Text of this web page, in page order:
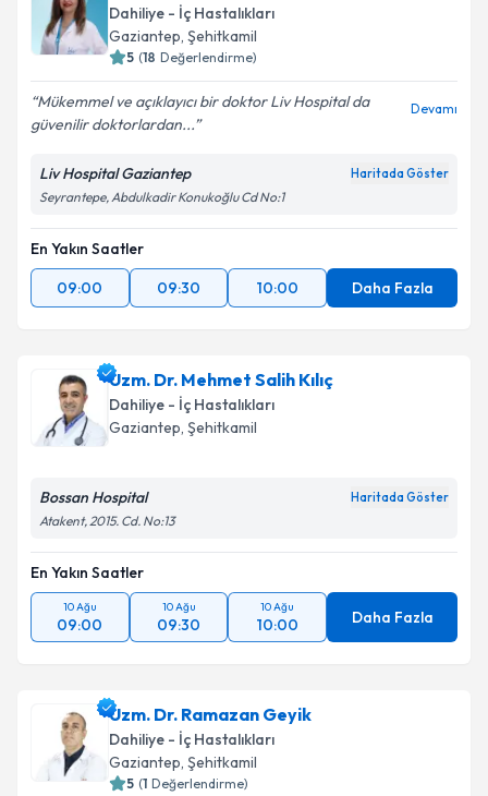
Dahiliye - İç Hastalıkları
Gaziantep, Şehitkamil
5 (18 Değerlendirme)
Mükemmel ve açıklayıcı bir doktor Liv Hospital da
güvenilir doktorlardan...
Devamı
Liv Hospital Gaziantep Haritada Göster
Seyrantepe, Abdulkadir Konukoğlu Cd No:1
En Yakın Saatler
09:00
09:30 10:00 Daha Fazla
Uzm. Dr. Mehmet Salih Kılıç
Dahiliye - İç Hastalıkları
Gaziantep, Şehitkamil
Bossan Hospital Haritada Göster
Atakent, 2015. Cd. No:13
En Yakın Saatler
10 Ağu
09:00
10 Ağu
09:30
10 Ağu
10:00 Daha Fazla
Uzm. Dr. Ramazan Geyik
Dahiliye - İç Hastalıkları
Gaziantep, Şehitkamil
5 (1 Değerlendirme)